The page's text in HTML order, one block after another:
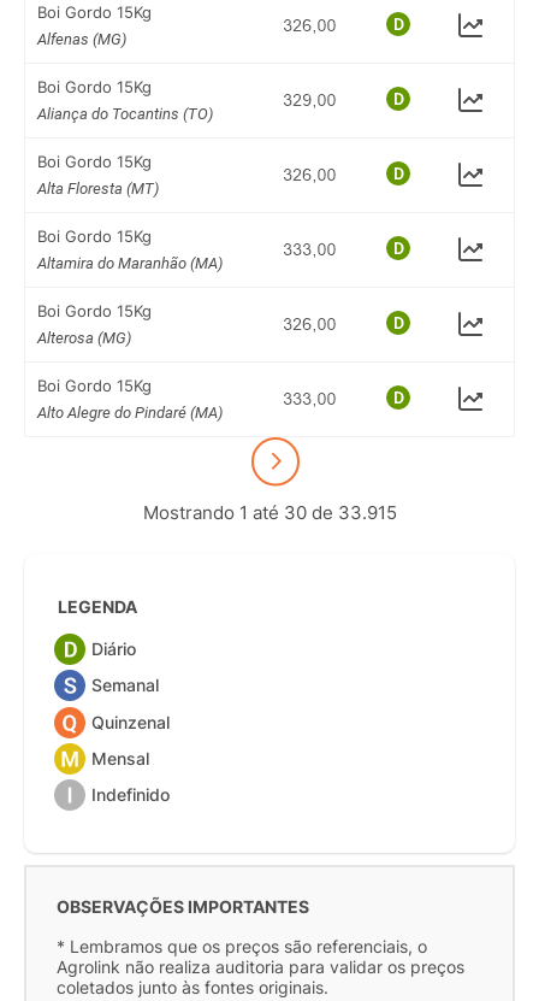
Boi Gordo 15Kg
Alfenas (MG)
Boi Gordo 15Kg
Aliança do Tocantins (TO)
Boi Gordo 15Kg
Alta Floresta (MT)
Boi Gordo 15Kg
Altamira do Maranhão (MA)
Boi Gordo 15Kg
Alterosa (MG)
Boi Gordo 15Kg
Alto Alegre do Pindaré (MA)
Mostrando 1 até 30 de 33.915
LEGENDA
Diário
Semanal
Quinzenal
Mensal
Indefinido
OBSERVAÇÕES IMPORTANTES
* Lembramos que os preços são referenciais, o
Agrolink não realiza auditoria para validar os preços
coletados junto às fontes originais.